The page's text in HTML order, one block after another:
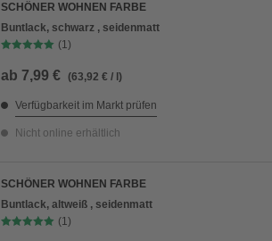
SCHÖNER WOHNEN FARBE
Buntlack, schwarz , seidenmatt
(1)
ab 7,99 € (63,92 € / l)
Verfügbarkeit im Markt prüfen
Nicht online erhältlich
SCHÖNER WOHNEN FARBE
Buntlack, altweiß , seidenmatt
(1)